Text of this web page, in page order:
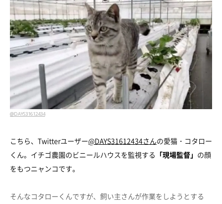
@DAYS31612434
こちら、Twitterユーザー@DAYS31612434さんの愛猫・コタロー
くん。イチゴ農園のビニールハウスを監視する 「現場監督」 の顔
をもつニャンコです。
そんなコタローくんですが、飼い主さんが作業をしようとする